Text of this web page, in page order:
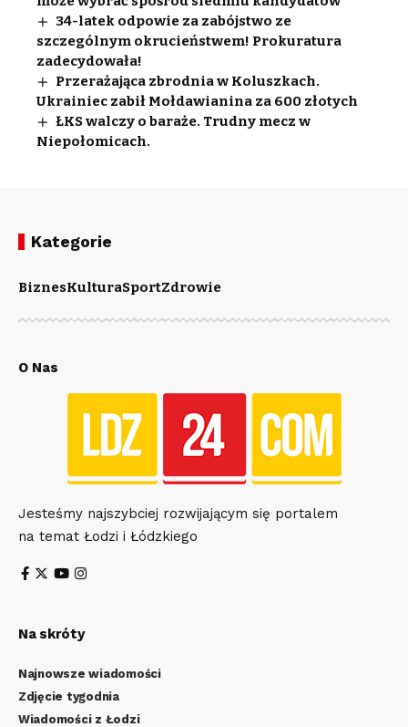
34-latek odpowie za zabójstwo ze
szczególnym okrucieństwem! Prokuratura
zadecydowała!
Przerażająca zbrodnia w Koluszkach.
Ukrainiec zabił Mołdawianina za 600 złotych
ŁKS walczy o baraże. Trudny mecz w
Niepołomicach.
Kategorie
BiznesKulturaSportZdrowie
O Nas
Jesteśmy najszybciej rozwijającym się portalem
na temat Łodzi i Łódzkiego
Na skróty
Najnowsze wiadomości
Zdjęcie tygodnia
Wiadomości z Łodzi